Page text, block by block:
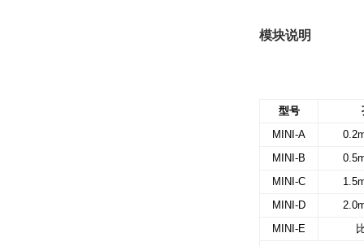
模块说明
型号
MINI-A
MINI-B
MINI-C
MINI-D
MINI-E